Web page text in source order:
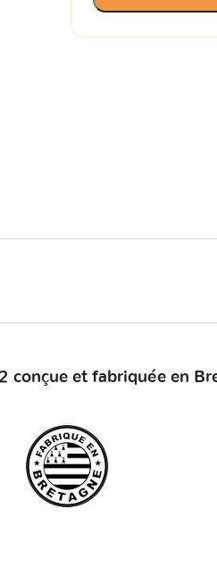
conçue et fabriquée en